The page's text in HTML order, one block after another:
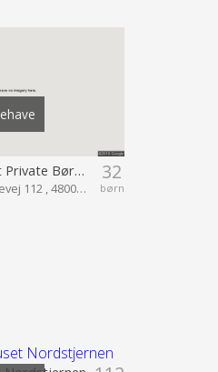
32
børn
Kragereden - Det Private Børnehus
Kraghave Gaabensevej 112 , 4800 Nykøbing F